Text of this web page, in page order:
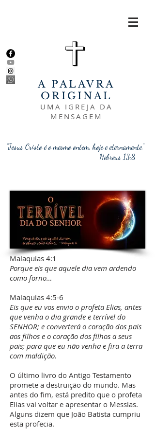
A PALAVRA
ORIGINAL
UMA IGREJA DA
MENSAGEM
"Jesus Cristo é o mesmo ontem, hoje e eternamente."
Hebreus 13:8
Malaquias 4:1
Porque eis que aquele dia vem ardendo
como forno…
Malaquias 4:5-6
Eis que eu vos envio o profeta Elias, antes
que venha o dia grande e terrível do
SENHOR; e converterá o coração dos pais
aos filhos e o coração dos filhos a seus
pais; para que eu não venha e fira a terra
com maldição.
O último livro do Antigo Testamento
promete a destruição do mundo. Mas
antes do fim, está predito que o profeta
Elias vai voltar e apresentar o Messias.
Alguns dizem que João Batista cumpriu
esta profecia.